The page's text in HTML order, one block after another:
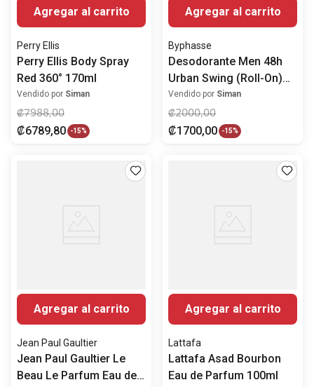
Agregar al carrito
Perry Ellis
Perry Ellis Body Spray
Red 360° 170ml
Vendido por Siman
₡7988,00
₡6789,80 -15%
Agregar al carrito
Byphasse
Desodorante Men 48h
Urban Swing (Roll-On)
50ml
Vendido por Siman
₡2000,00
₡1700,00 -15%
Agregar al carrito
Jean Paul Gaultier
Jean Paul Gaultier Le
Beau Le Parfum Eau de
Agregar al carrito
Lattafa
Lattafa Asad Bourbon
Eau de Parfum 100ml